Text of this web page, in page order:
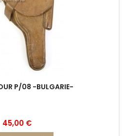
P/08 -BULGARIE-
45,00 €